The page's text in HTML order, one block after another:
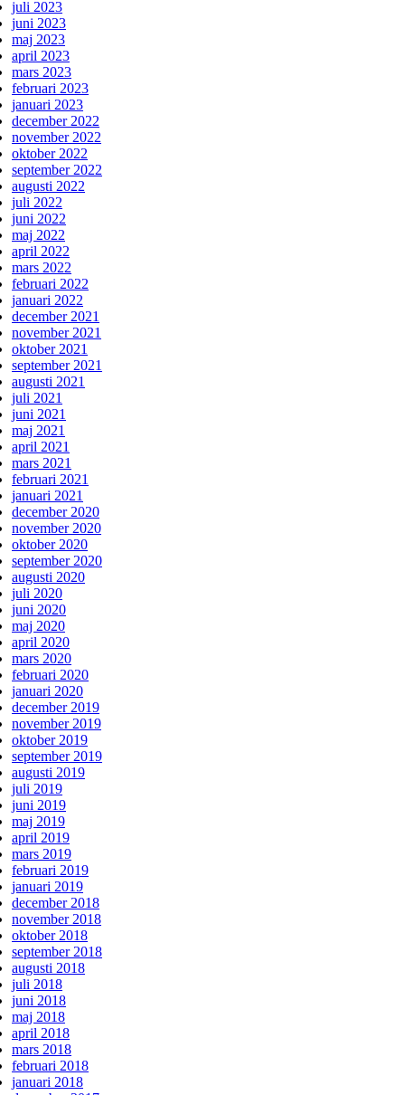
juli 2023
juni 2023
maj 2023
april 2023
mars 2023
februari 2023
januari 2023
december 2022
november 2022
oktober 2022
september 2022
augusti 2022
juli 2022
juni 2022
maj 2022
april 2022
mars 2022
februari 2022
januari 2022
december 2021
november 2021
oktober 2021
september 2021
augusti 2021
juli 2021
juni 2021
maj 2021
april 2021
mars 2021
februari 2021
januari 2021
december 2020
november 2020
oktober 2020
september 2020
augusti 2020
juli 2020
juni 2020
maj 2020
april 2020
mars 2020
februari 2020
januari 2020
december 2019
november 2019
oktober 2019
september 2019
augusti 2019
juli 2019
juni 2019
maj 2019
april 2019
mars 2019
februari 2019
januari 2019
december 2018
november 2018
oktober 2018
september 2018
augusti 2018
juli 2018
juni 2018
maj 2018
april 2018
mars 2018
februari 2018
januari 2018